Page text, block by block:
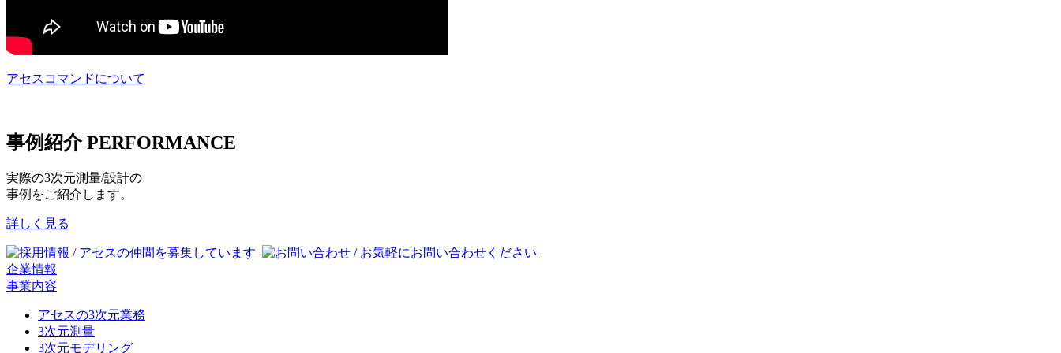
アセスコマンドについて
事例紹介 PERFORMANCE
実際の3次元測量/設計の
事例をご紹介します。
詳しく見る
企業情報
事業内容
アセスの3次元業務
3次元測量
3次元モデリング